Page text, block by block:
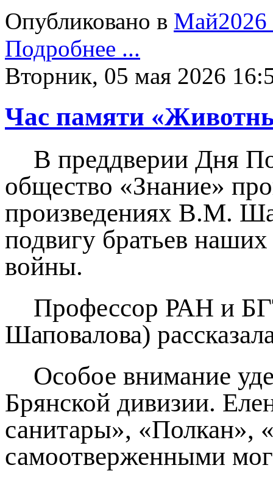
Опубликовано в
Подробнее ...
Вторник, 05 мая 2026
Час памяти
В преддверии Дня
общество «Знание»
произведениях В.М.
подвигу братьев
войны.
Профессор РАН и
Шаповалова)
Особое внимание
Брянской дивизии.
санитары», «Полкан»,
самоотверженными